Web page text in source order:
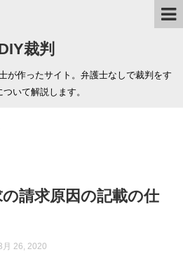
裁判
が作ったサイト。弁護士なしで裁判をす
ついて解説します。
請求原因の記載の仕
月 26, 2020